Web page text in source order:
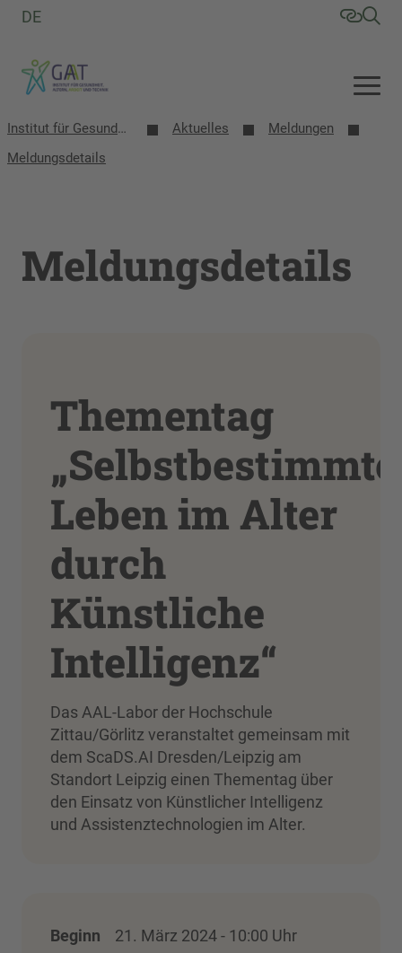
DE
Institut für Gesundheit, Altern, Arbeit und Technik (GAT) Aktuelles
Meldungen
Meldungsdetails
Meldungsdetails
Thementag
Leben im Alter
durch
Künstliche
Intelligenz“
Das AAL-Labor der Hochschule
Zittau/Görlitz veranstaltet gemeinsam mit
dem ScaDS.AI Dresden/Leipzig am
Standort Leipzig einen Thementag über
den Einsatz von Künstlicher Intelligenz
und Assistenztechnologien im Alter.
Beginn
21. März 2024 - 10:00 Uhr